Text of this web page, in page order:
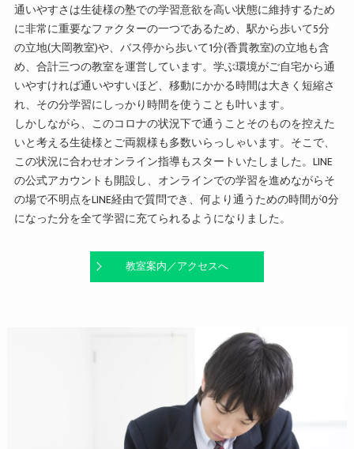
通いやすさは生徒様の塾での学習意欲を高い状態に維持するため
に非常に重要なファクターの一つであるため、駅から歩いて5分
の立地(大岡教室)や、バス停から歩いて1分(香貫教室)の立地も含
め、合計三つの教室を運営しています。学ぶ環境がご自宅から通
いやすければ通いやすいほど、移動にかかる時間は大きく短縮さ
れ、その分学習にしっかり時間を使うことも叶います。
しかしながら、このコロナの状況下で通うことそのものを控えた
いと考える生徒様とご両親様も多数いらっしゃいます。そこで、
この状況に合わせオンライン指導もスタートいたしました。LINE
の公式アカウントも開設し、オンラインでの学習を進めながらそ
の場で不明点をLINE経由で質問でき、何より通うための時間が0分
になった分を全て学習に充てられるようになりました。
教室案内／アクセスへ